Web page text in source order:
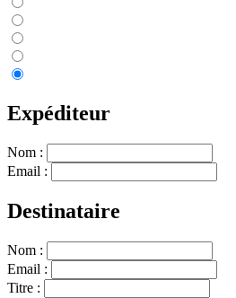
Expéditeur
Nom :
Email :
Destinataire
Nom :
Email :
Titre :